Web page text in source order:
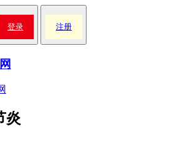
登录 注册
炎